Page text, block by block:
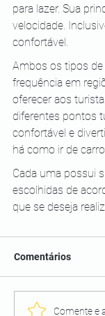
para lazer. Sua
velocidade.
confortável.
Ambos os tipos
frequência em
oferecer aos
diferentes pontos
confortável e
há como ir de
Cada uma possui
escolhidas de
que se deseja
Comentários
Comente e